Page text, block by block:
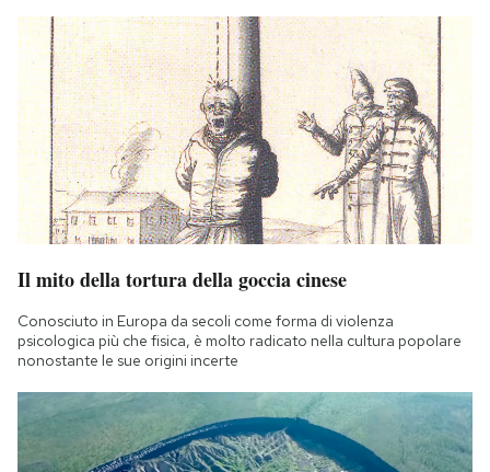
Il mito della tortura della goccia cinese
Conosciuto in Europa da secoli come forma di violenza
psicologica più che fisica, è molto radicato nella cultura popolare
nonostante le sue origini incerte